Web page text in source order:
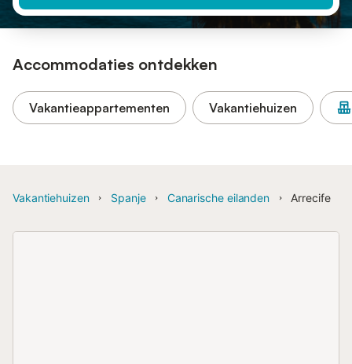
Accommodaties ontdekken
Vakantieappartementen Vakantiehuizen
Vakantiehuizen Spanje Canarische eilanden Arrecife